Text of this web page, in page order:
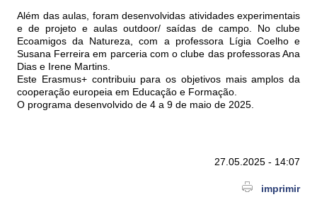
Além das aulas, foram desenvolvidas atividades experimentais
e de projeto e aulas outdoor/ saídas de campo. No clube
Ecoamigos da Natureza, com a professora Lígia Coelho e
Susana Ferreira em parceria com o clube das professoras Ana
Dias e Irene Martins.
Este Erasmus+ contribuiu para os objetivos mais amplos da
cooperação europeia em Educação e Formação.
O programa desenvolvido de 4 a 9 de maio de 2025.
27.05.2025 - 14:07
imprimir